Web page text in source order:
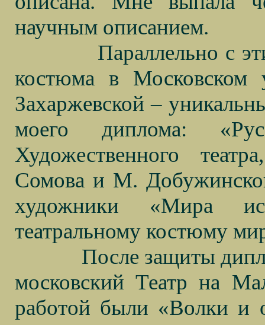
научным описанием.
Параллельно с
костюма в Московском
Захаржевской –
моего диплома:
Художественного
Сомова и М.
художники «Мира
театральному костюму
После защиты
московский Театр на
работой были «Волки и